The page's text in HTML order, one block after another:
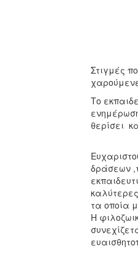
Στιγμές
Το
θερίσει
δράσεων
τα οποία
Η